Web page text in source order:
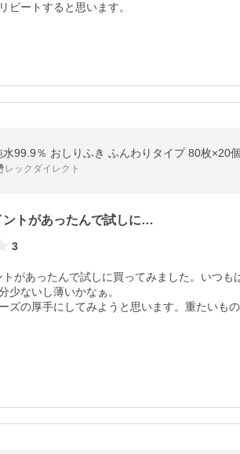
ピートすると思います。
レックダイレクト
ントがあったんで試しに…
3
があったんで試しに買ってみました。いつも
少ないし薄いかなぁ。
ズの厚手にしてみようと思います。重たいも